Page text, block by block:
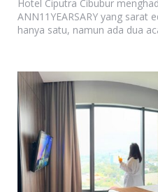
Hotel Ciputra Cibubur
ANN11YEARSARY yang sarat
hanya satu, namun ada dua